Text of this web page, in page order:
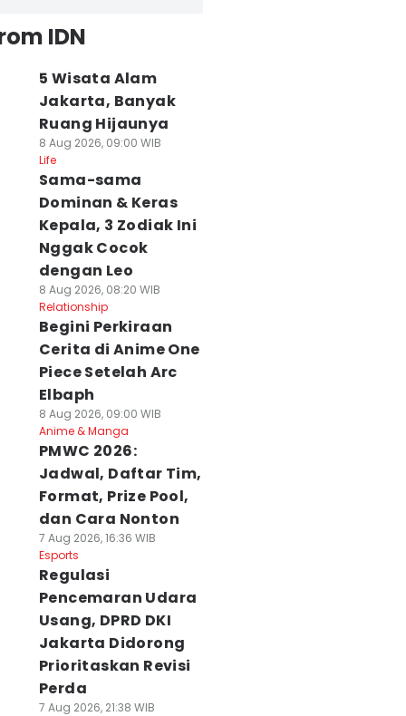
IDN
5 Wisata Alam
Jakarta, Banyak
Ruang Hijaunya
8 Aug 2026, 09:00 WIB
Life
Sama-sama
Dominan & Keras
Kepala, 3 Zodiak Ini
Nggak Cocok
dengan Leo
8 Aug 2026, 08:20 WIB
Relationship
Begini Perkiraan
Cerita di Anime One
Piece Setelah Arc
Elbaph
8 Aug 2026, 09:00 WIB
Anime & Manga
PMWC 2026:
Jadwal, Daftar Tim,
Format, Prize Pool,
dan Cara Nonton
7 Aug 2026, 16:36 WIB
Esports
Regulasi
Pencemaran Udara
Usang, DPRD DKI
Jakarta Didorong
Prioritaskan Revisi
Perda
7 Aug 2026, 21:38 WIB